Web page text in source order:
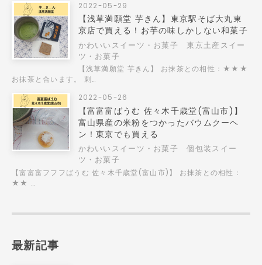
2022-05-29
【浅草満願堂 芋きん】東京駅そば大丸東
京店で買える！お芋の味しかしない和菓子
かわいいスイーツ・お菓子
東京土産スイー
ツ・お菓子
【浅草満願堂 芋きん】 お抹茶との相性：★★★
お抹茶と合います。 刺…
2022-05-26
【富富富ばうむ 佐々木千歳堂(富山市)】
富山県産の米粉をつかったバウムクーヘ
ン！東京でも買える
かわいいスイーツ・お菓子
個包装スイー
ツ・お菓子
【富富富フフフばうむ 佐々木千歳堂(富山市)】 お抹茶との相性：
★★ …
最新記事